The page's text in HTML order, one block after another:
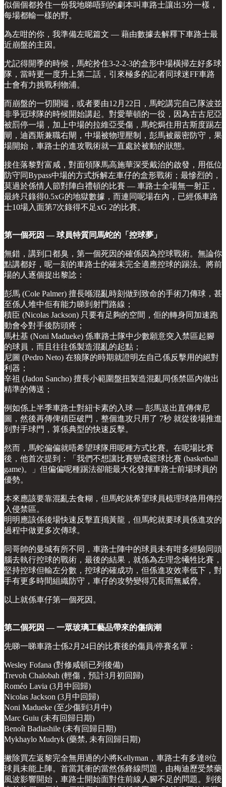
似個個都拎住一份我地睇唔到的劇本叫車路士讓出3分一樣，
每場都輸一樣的野。
為左咁的你，我準備左呢篇文 — 藉由數據去解釋下車路士最
近崩盤的主因。
尤記得開季的時候，馬蛇拎住3-2-2-3的盒形中場橫掃左好多球
隊，當時更一度升上第二話，引來極多的記者同球迷FF車路
士會有力挑戰利物浦。
而崩盤的一切開端，或者要由12月22日，馬蛇講完自己隊波並
非爭冠球隊的時候開始講起。對愛華頓的一役，因為古古尼亞
被罰停一場，加上中場的拉維亞受傷，馬蛇焗住用古斯度踢左
閘，迪西斯兼職右閘，中場被物理壓制，彭馬被嚴密防守，果
場開始，車路士的進攻戰術就一直處於被動的狀態。
接住落黎對富咸，對面領隊馬高施華深受戴治的啟發，用低位
防守同Bypass中場的方式拆解左車仔的盒形戰術；最慘烈的，
莫過於係情人節對陣白禮頓的比賽 — 車路士全場無一射正，
最終只錄得0.5xG的地獄數據，而連同呢場在內，已經係車路
士10場入面第7次錄得不足xG 2的比賽。
第一個死因 — 球員特質同馬蛇的「控球夢」
無錯，講到口都臭，第一個死因的確係因為控球戰術。無論你
點講都好，呢一刻的車路士的確未完全適應控球的踢法。將前
場的人逐個捉出黎諗：
彭馬 (Cole Palmer) 擅長喺混亂時刻做到致命的手術刀傳球，甚
至係人堆中佢有能力睇到射門路線；
積臣 (Nicolas Jackson) 只要有足夠的空間，佢的轉身同加速跑
動會令對手後防頭疼；
馬杜基 (Noni Madueke) 係車路士隊中少數願意突入禁區起腳
的球員，而且往往係製造混亂的起點；
尼圖 (Pedro Neto) 在狼隊的時期就證明左自己係反擊用的絕對
利器；
辛祖 (Jadon Sancho) 擅長小範圍盤扭製造混亂同係禁區內做出
精準的傳送；
例如係上半季車路士對紐卡素的入球 — 彭馬送出直傳俾尼
圖，然後再傳俾積臣破門，整個進攻只用了 7秒 就從後場推進
到對手球門，算係典型的快速反擊。
然而，馬蛇偏偏就唔希望球隊用呢種方式比賽。在呢場比賽
後，他首次提到：「我們不想讓比賽變成籃球比賽 (basketball
game)。」但偏偏呢種踢法卻能最大化發揮車路士前場球員的
優勢。
本來應該要靠混亂去食糊，但馬蛇就希望球員梳理球路用傳控
入侵禁區。
明明應該係後場快速反擊直搗黃龍，但馬蛇就要球員係進攻的
過程中做更多次傳球。
同哥帥的曼城有所不同，車路士陣中的球員未有咁多經驗同頭
腦去執行控球的戰術，最後的結果，就係為左理念犧牲比賽，
堅持控球但輸左分數，控球的確成功，但係進攻效率低下，對
手有更多時間組織防守，車仔的攻勢變得冗長而無威脅。
以上就係車仔第一個死因。
第二個死因 — 一眾玻璃工藝品帶來的傷病潮
先睇一睇車路士係2月24日的比賽後的傷員/停賽名單：
Wesley Fofana (對修咸頓已列後備)
Trevoh Chalobah (輕傷，預計3月初回歸)
Roméo Lavia (3月中回歸)
Nicolas Jackson (3月中回歸)
Noni Madueke (至少傷到3月中)
Marc Guiu (未有回歸日期)
Benoît Badiashile (未有回歸日期)
Mykhaylo Mudryk (藥禁, 未有回歸日期)
撇除買左返黎完全無用過的小將Kellyman，車路士有多達8位
球員未能上陣。首當其衝的當然係鋒線問題，由梅迪歷受禁藥
風波影響開始，車路士開始面對住前線人腳不足的問題。到後